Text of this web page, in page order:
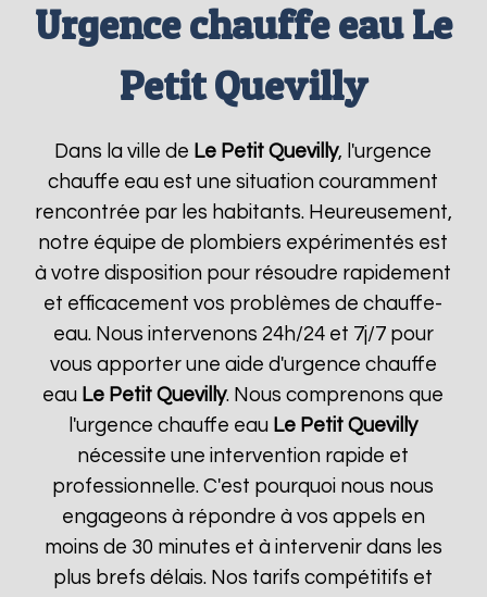
Urgence chauffe eau Le
Petit Quevilly
Dans la ville de Le Petit Quevilly, l'urgence
chauffe eau est une situation couramment
rencontrée par les habitants. Heureusement,
notre équipe de plombiers expérimentés est
à votre disposition pour résoudre rapidement
et efficacement vos problèmes de chauffe-
eau. Nous intervenons 24h/24 et 7j/7 pour
vous apporter une aide d'urgence chauffe
eau Le Petit Quevilly. Nous comprenons que
l'urgence chauffe eau Le Petit Quevilly
nécessite une intervention rapide et
professionnelle. C'est pourquoi nous nous
engageons à répondre à vos appels en
moins de 30 minutes et à intervenir dans les
plus brefs délais. Nos tarifs compétitifs et